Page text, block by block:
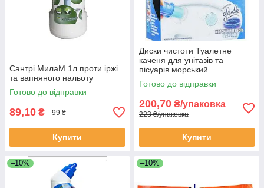
Сантрі МилаМ 1л проти іржі
та вапняного нальоту
Готово до відправки
89,10 ₴ 99 ₴
Купити
Диски чистоти Туалетне
каченя для унітазів та
пісуарів морський
Готово до відправки
200,70 ₴/упаковка
223 ₴/упаковка
Купити
–10% –10%